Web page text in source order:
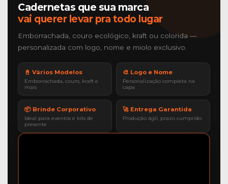
Cadernetas que sua marca
vai querer levar pra todo lugar
Emborrachada, couro ecológico, kraft ou colorida —
personalizada com logo, nome e miolo exclusivo.
📓 Vários Modelos
Emborrachada, couro, kraft e
mais
🎨 Logo e Nome
Personalização completa na
capa
📦 Brinde Corporativo
Ideal para eventos e kits de
presente
🚀 Entrega Garantida
Produção ágil, prazo cumprido